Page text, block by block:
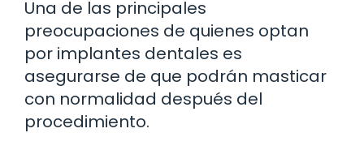
Una de las principales
preocupaciones de quienes optan
por implantes dentales es
asegurarse de que podrán masticar
con normalidad después del
procedimiento.